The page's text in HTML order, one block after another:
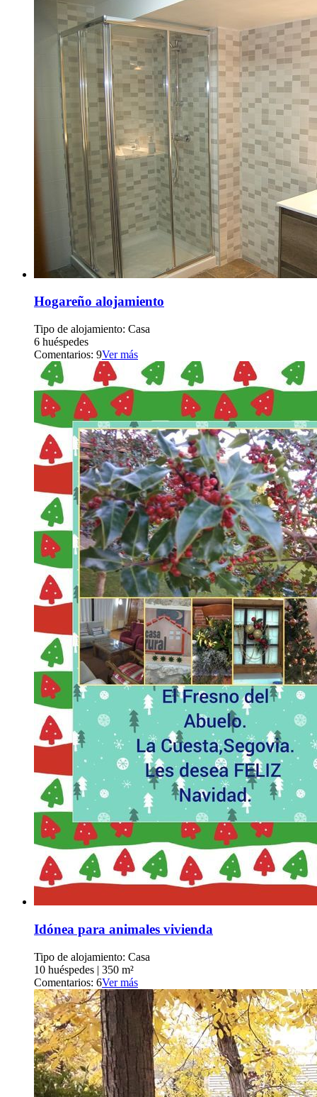
Hogareño alojamiento
Tipo de alojamiento: Casa
6 huéspedes
Comentarios: 9Ver más
Idónea para animales vivienda
Tipo de alojamiento: Casa
10 huéspedes | 350 m²
Comentarios: 6Ver más